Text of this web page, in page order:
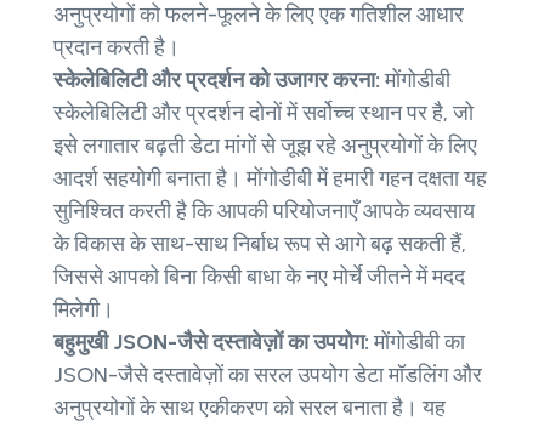
अनुप्रयोगों को फलने-फूलने के लिए एक गतिशील आधार
प्रदान करती है।
स्केलेबिलिटी और प्रदर्शन को उजागर करना:मोंगोडीबी
स्केलेबिलिटी और प्रदर्शन दोनों में सर्वोच्च स्थान पर है, जो
इसे लगातार बढ़ती डेटा मांगों से जूझ रहे अनुप्रयोगों के लिए
आदर्श सहयोगी बनाता है। मोंगोडीबी में हमारी गहन दक्षता यह
सुनिश्चित करती है कि आपकी परियोजनाएँ आपके व्यवसाय
के विकास के साथ-साथ निर्बाध रूप से आगे बढ़ सकती हैं,
जिससे आपको बिना किसी बाधा के नए मोर्चे जीतने में मदद
मिलेगी।
बहुमुखी JSON-जैसे दस्तावेज़ों का उपयोग:मोंगोडीबी का
JSON-जैसे दस्तावेज़ों का सरल उपयोग डेटा मॉडलिंग और
अनुप्रयोगों के साथ एकीकरण को सरल बनाता है। यह